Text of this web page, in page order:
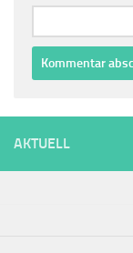
AKTUELL